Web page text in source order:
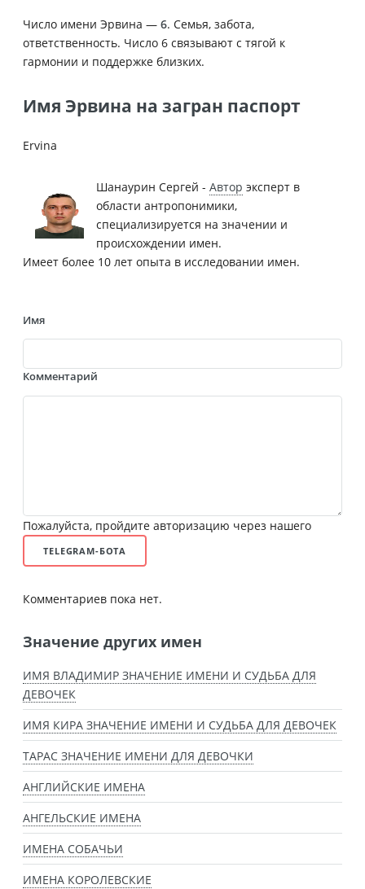
Число имени Эрвина — 6. Семья, забота,
ответственность. Число 6 связывают с тягой к
гармонии и поддержке близких.
Имя Эрвина на загран паспорт
Ervina
Шанаурин Сергей - Автор эксперт в
области антропонимики,
специализируется на значении и
происхождении имен.
Имеет более 10 лет опыта в исследовании имен.
Имя
Комментарий
Пожалуйста, пройдите авторизацию через нашего
TELEGRAM-БОТА
Комментариев пока нет.
Значение других имен
ИМЯ ВЛАДИМИР ЗНАЧЕНИЕ ИМЕНИ И СУДЬБА ДЛЯ
ДЕВОЧЕК
ИМЯ КИРА ЗНАЧЕНИЕ ИМЕНИ И СУДЬБА ДЛЯ ДЕВОЧЕК
ТАРАС ЗНАЧЕНИЕ ИМЕНИ ДЛЯ ДЕВОЧКИ
АНГЛИЙСКИЕ ИМЕНА
АНГЕЛЬСКИЕ ИМЕНА
ИМЕНА СОБАЧЬИ
ИМЕНА КОРОЛЕВСКИЕ